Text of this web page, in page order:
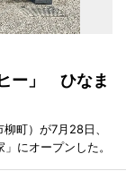
ー」 ひなま
町）が7月28日、
にオープンした。